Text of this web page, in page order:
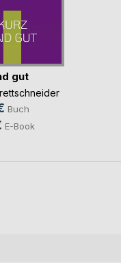
gut
Buch
E-Book